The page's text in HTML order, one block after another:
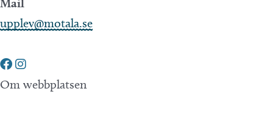
upplev@motala.se
Om webbplatsen